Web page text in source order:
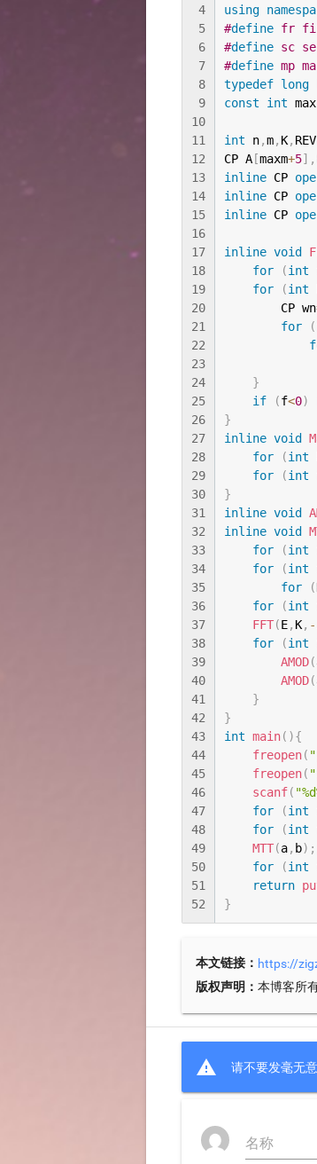
4
5
6
7
8
9
10
11
12
13
14
15
16
17
18
19
20
21
22
23
24
25
26
27
28
29
30
31
32
33
34
35
36
37
38
39
40
41
42
43
44
45
46
47
48
49
50
51
52
using
#define fr
#define sc
#define mp
typedef long
const
int
int n,m, K, REV
CP A [maxm+5] ,
inline CP
inline CP
inline CP
inline void
for
(int
for
(int
        CP wn
for
(
}
if
(f<0)
}
inline void
for
(int
for
(int
}
inline void
inline void
for
(int
for
(int
for
(
for
(int
FFT(E, K, -
for
(int
AMOD(
AMOD(
}
}
int main( ){
freopen(
freopen(
scanf(
for
(int
for
(int
MTT(a, b) ;
for
(int
return
}
本文链接： https://
版权声明：本博客所
 请不要发毫无